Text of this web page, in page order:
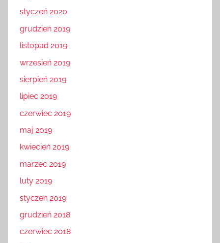
styczeń 2020
grudzień 2019
listopad 2019
wrzesień 2019
sierpień 2019
lipiec 2019
czerwiec 2019
maj 2019
kwiecień 2019
marzec 2019
luty 2019
styczeń 2019
grudzień 2018
czerwiec 2018